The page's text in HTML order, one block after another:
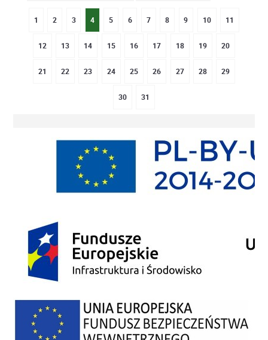
1 2 3 4 5 6 7 8 9 10 11
12 13 14 15 16 17 18 19 20
21 22 23 24 25 26 27 28 29
30 31